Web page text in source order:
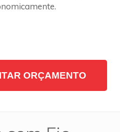
ORÇAMENTO